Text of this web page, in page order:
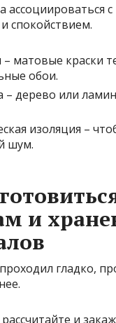
ассоциироваться с
спокойствием.
– матовые краски
обои.
– дерево или
изоляция –
шум.
и
гладко,
и